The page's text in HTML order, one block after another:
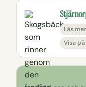
Läs
Visa